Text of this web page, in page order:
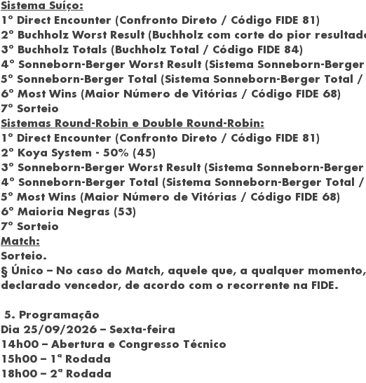
Sistema Suíço:
1º Direct Encounter (Confronto Direto / Código FIDE 81)
2º Buchholz Worst Result (Buchholz com corte do pior
3º Buchholz Totals (Buchholz Total / Código FIDE 84)
4º Sonneborn-Berger Worst Result (Sistema Sonneborn-
5º Sonneborn-Berger Total (Sistema Sonneborn-Berger Total /
6º Most Wins (Maior Número de Vitórias / Código FIDE 68)
7º Sorteio
Sistemas Round-Robin e Double Round-Robin:
1º Direct Encounter (Confronto Direto / Código FIDE 81)
2º Koya System - 50% (45)
3º Sonneborn-Berger Worst Result (Sistema Sonneborn-
4º Sonneborn-Berger Total (Sistema Sonneborn-Berger Total /
5º Most Wins (Maior Número de Vitórias / Código FIDE 68)
6º Maioria Negras (53)
7º Sorteio
Match:
Sorteio.
§ Único – No caso do Match, aquele que, a qualquer
declarado vencedor, de acordo com o recorrente na FIDE.
5. Programação
Dia 25/09/2026 – Sexta-feira
14h00 – Abertura e Congresso Técnico
15h00 – 1ª Rodada
18h00 – 2ª Rodada